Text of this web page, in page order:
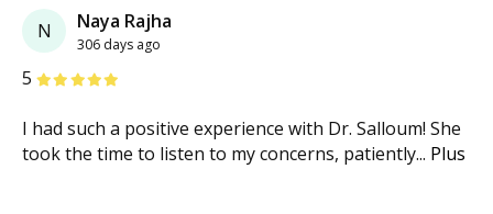
N Naya Rajha
306 days ago
5 étoiles
I had such a positive experience with Dr. Salloum! She
took the time to listen to my concerns, patiently... Plus
étoiles
étoiles
étoiles
étoiles